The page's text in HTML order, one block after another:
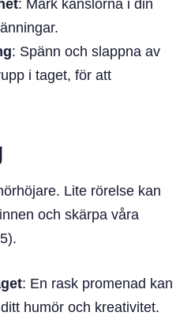
: Märk känslorna i din
: Spänn och slappna av
i taget, för att
Lite rörelse kan
och skärpa våra
: En rask promenad kan
humör och kreativitet.